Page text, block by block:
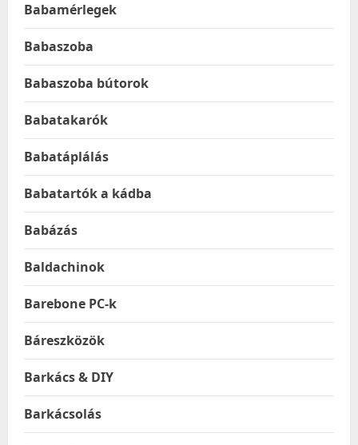
Babamérlegek
Babaszoba
Babaszoba bútorok
Babatakarók
Babatáplálás
Babatartók a kádba
Babázás
Baldachinok
Barebone PC-k
Báreszközök
Barkács & DIY
Barkácsolás